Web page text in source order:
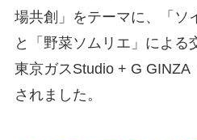
場共創」をテーマに、「ソ
と「野菜ソムリエ」による
東京ガスStudio + G GINZA
されました。